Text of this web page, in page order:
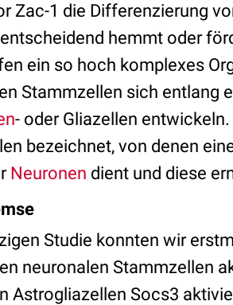
Zac-1 die Differenzierung
hemmt oder
ein so hoch komplexes
Stammzellen sich entlang
- oder Gliazel­len
bezeichnet, von denen
Neuronen dient und diese
Studie konnten wir
neurona­len Stammzellen
Astrogliazellen Socs3